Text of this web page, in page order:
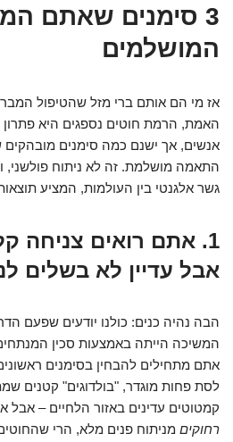
3 סימנים שאתם
המושלמים
אז מי הם אותם ברי מזל שהטיפול
האמת, הרמת חוטים נספגים היא
אנשים, אך ישנם כמה סימנים מובהקים
התאמה מושלמת. זה לא ניתוח פולשני,
גשר אלגנטי בין העולמות, המציע
1. אתם רואים צניחה
אבל עדיין לא בשלים
הבה נהיה כנים: כולנו יודעים שפעם
המשיכה הייתה באמצעות סכין
אתם מתחילים להבחין בסימנים
לסת פחות מוגדר, "בולדוגים" קטנים
קמטוטים עדינים באזור הלחיים – אבל
רחוקים מניתוח פנים מלא, הרי